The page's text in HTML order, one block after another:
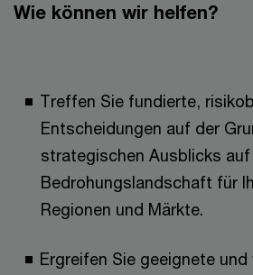
Wie können wir helfen?
Treffen Sie fundierte,
Entscheidungen auf der
strategischen Ausblicks
Bedrohungslandschaft für
Regionen und Märkte.
Ergreifen Sie geeignete